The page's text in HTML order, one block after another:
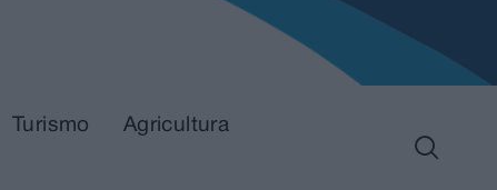
Turismo Agricultura